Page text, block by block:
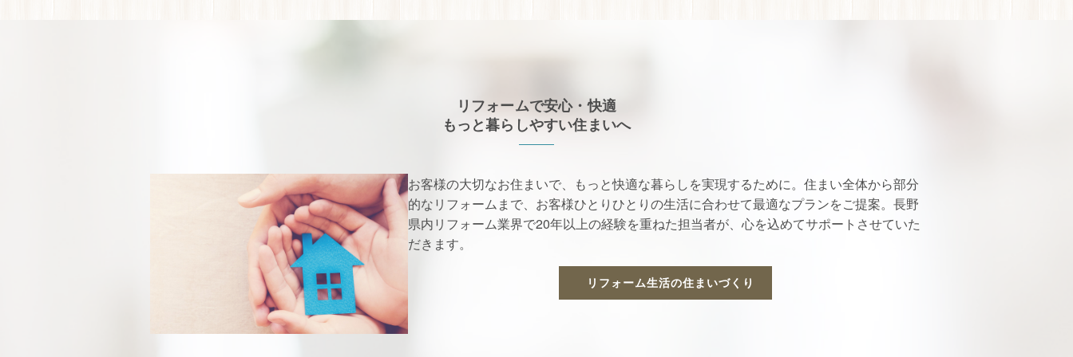
リフォームで安心・快適
もっと暮らしやすい住まいへ
お客様の大切なお住まいで、もっと快適な暮らしを実現するために。住まい全体から部分
的なリフォームまで、お客様ひとりひとりの生活に合わせて最適なプランをご提案。 長野
県内リフォーム業界で20年以上の経験を重ねた担当者が、心を込めてサポートさせていた
だきます。
リフォーム生活の住まいづくり